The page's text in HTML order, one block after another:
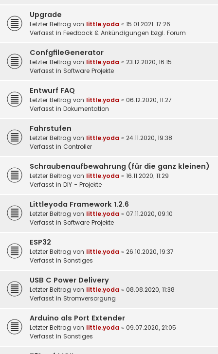
Upgrade
Letzter Beitrag von little.yoda « 15.01.2021, 17:26
Verfasst in Feedback & Ankündigungen bzgl. Forum
ConfgfileGenerator
Letzter Beitrag von little.yoda « 23.12.2020, 16:15
Verfasst in Software Projekte
Entwurf FAQ
Letzter Beitrag von little.yoda « 06.12.2020, 11:27
Verfasst in Dokumentation
Fahrstufen
Letzter Beitrag von little.yoda « 24.11.2020, 19:38
Verfasst in Controller
Schraubenaufbewahrung (für die ganz kleinen)
Letzter Beitrag von little.yoda « 16.11.2020, 11:29
Verfasst in DIY - Projekte
Littleyoda Framework 1.2.6
Letzter Beitrag von little.yoda « 07.11.2020, 09:10
Verfasst in Software Projekte
ESP32
Letzter Beitrag von little.yoda « 26.10.2020, 19:37
Verfasst in Sonstiges
USB C Power Delivery
Letzter Beitrag von little.yoda « 08.08.2020, 11:38
Verfasst in Stromversorgung
Arduino als Port Extender
Letzter Beitrag von little.yoda « 09.07.2020, 21:05
Verfasst in Sonstiges